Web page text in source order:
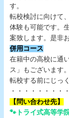
す。
転校検討に向けて
体験も可能です。
案致します。是非
併用コース
在籍中の高校に通
ス」もございます。
転校する前にじっ
・・・・・・・・
【問い合わせ先】
🐾トライ式高等学